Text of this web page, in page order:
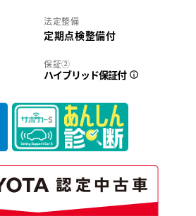
法定整備
定期点検整備付
保証②
ハイブリッド保証付